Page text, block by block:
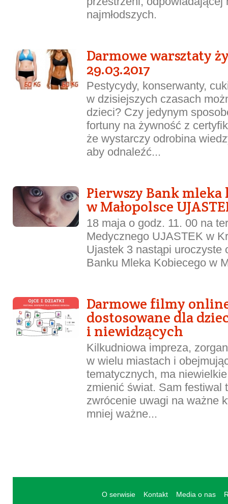
najmłodszych.
Darmowe warsztaty
29.03.2017
Pestycydy, konserwanty,
w dzisiejszych czasach
dzieci? Czy jedynym
fortuny na żywność z
że wystarczy odrobina
aby odnaleźć...
Pierwszy Bank mleka
w Małopolsce
18 maja o godz. 11. 00 na
Medycznego UJASTEK w
Ujastek 3 nastąpi uroczyste
Banku Mleka Kobiecego w
Darmowe filmy
dostosowane dla
i niewidzących
Kilkudniowa impreza,
w wielu miastach i
tematycznych, ma
zmienić świat. Sam festiwal
zwrócenie uwagi na ważne
mniej ważne...
O serwisie Kontakt Media o nas